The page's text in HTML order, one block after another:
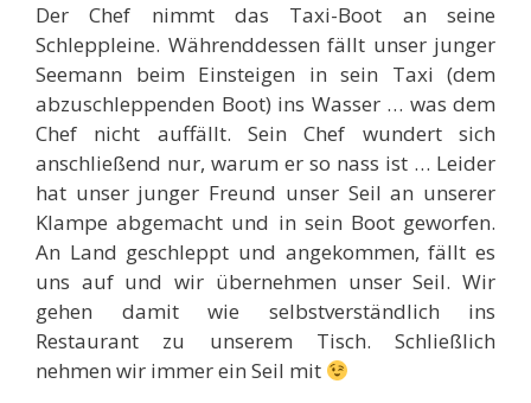
Der Chef nimmt das Taxi-Boot an seine
Schleppleine. Währenddessen fällt unser junger
Seemann beim Einsteigen in sein Taxi (dem
abzuschleppenden Boot) ins Wasser … was dem
Chef nicht auffällt. Sein Chef wundert sich
anschließend nur, warum er so nass ist … Leider
hat unser junger Freund unser Seil an unserer
Klampe abgemacht und in sein Boot geworfen.
An Land geschleppt und angekommen, fällt es
uns auf und wir übernehmen unser Seil. Wir
gehen damit wie selbstverständlich ins
Restaurant zu unserem Tisch. Schließlich
nehmen wir immer ein Seil mit